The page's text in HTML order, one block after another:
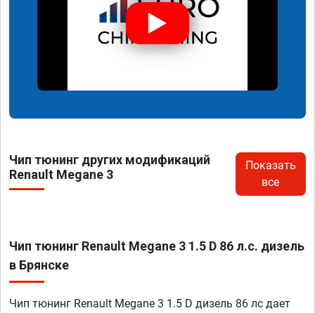
Чип тюнинг других модификаций
Renault Megane 3
Показать
все
Чип тюнинг Renault Megane 3 1.5 D 86 л.с. дизель
в Брянске
Чип тюнинг Renault Megane 3 1.5 D дизель 86 лс дает